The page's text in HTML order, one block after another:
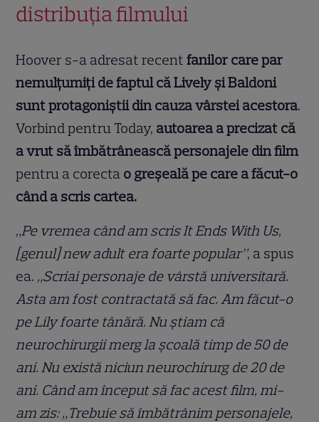
distribuția filmului
Hoover s-a adresat recentfanilor care par
nemulțumiți de faptul că Lively și Baldoni
sunt protagoniștii din cauza vârstei acestora.
Vorbind pentru Today, autoarea a precizat că
a vrut să îmbătrânească personajele din film
pentru a corecta o greșeală pe care a făcut-o
când a scris cartea.
„Pe vremea când am scris It Ends With Us,
[genul] new adult era foarte popular”, a spus
ea. „Scriai personaje de vârstă universitară.
Asta am fost contractată să fac. Am făcut-o
pe Lily foarte tânără. Nu știam că
neurochirurgii merg la școală timp de 50 de
ani. Nu există niciun neurochirurg de 20 de
ani. Când am început să fac acest film, mi-
am zis: „Trebuie să îmbătrânim personajele,